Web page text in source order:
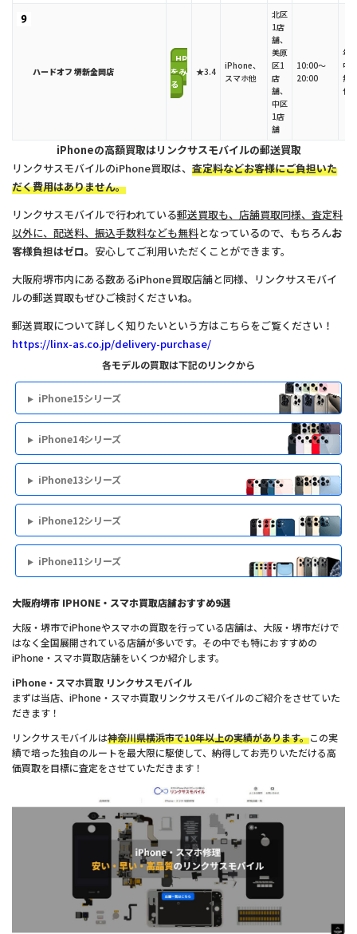
ハードオフ 堺新金岡店
HP
をみ
る
★3.4
iPhone、
スマホ他
北区
1店
舗、
美原
区1
店
舗、
中区
1店
舗
10:00～
20:00
年
中
無
休
iPhoneの高額買取はリンクサスモバイルの郵送買取
リンクサスモバイルのiPhone買取は、 査定料などお客様にご負担いた
だく費用はありません。
リンクサスモバイルで行われている郵送買取も、店舗買取同様、査定料
以外に、配送料、振込手数料なども無料となっているので、もちろんお
客様負担はゼロ。 安心してご利用いただくことができます。
大阪府堺市内にある数あるiPhone買取店舗と同様、リンクサスモバイ
ルの郵送買取もぜひご検討くださいね。
郵送買取について詳しく知りたいという方はこちらをご覧ください！
https://linx-as.co.jp/delivery-purchase/
各モデルの買取は下記のリンクから
iPhone15シリーズ
iPhone14シリーズ
iPhone13シリーズ
iPhone12シリーズ
iPhone11シリーズ
大阪府堺市 IPHONE・スマホ買取店舗おすすめ9選
大阪・堺市でiPhoneやスマホの買取を行っている店舗は、大阪・堺市だけで
はなく全国展開されている店舗が多いです。その中でも特におすすめの
iPhone・スマホ買取店舗をいくつか紹介します。
iPhone・スマホ買取 リンクサスモバイル
まずは当店、iPhone・スマホ買取リンクサスモバイルのご紹介をさせていた
だきます！
リンクサスモバイルは神奈川県横浜市で10年以上の実績があります。この実
績で培った独自のルートを最大限に駆使して、納得してお売りいただける高
価買取を目標に査定をさせていただきます！